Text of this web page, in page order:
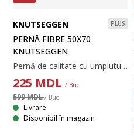
KNUTSEGGEN PLUS
PERNĂ FIBRE 50X70
KNUTSEGGEN
Pernă de calitate cu umplutură unică, asemănătoare pufului, din puf de fibră siliconizată, 650 g. Puful de fibră moale și ușor își păstrează volumul și este ușor de aranjat la loc. Țesătură catifelată din 100% bumbac cambric. Temperatură spălare: 60°C. 50x70 cm
225 MDL / Buc
599 MDL/ Buc
Livrare
Disponibil în magazin